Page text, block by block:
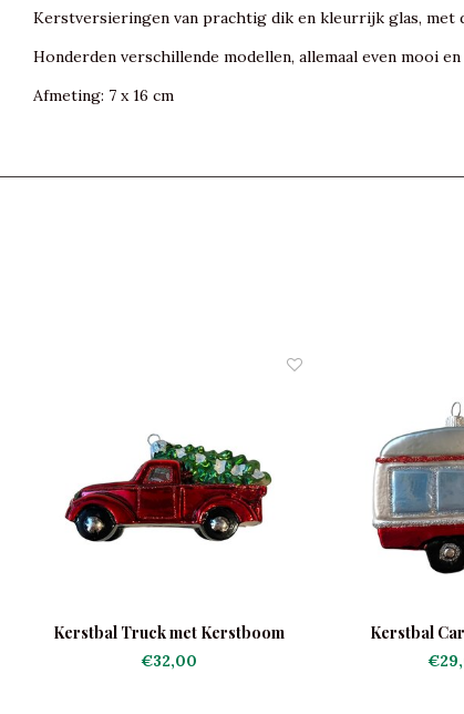
Kerstversieringen van prachtig dik en kleurrijk glas, met
Honderden verschillende modellen, allemaal even mooi
Afmeting: 7 x 16 cm
Kerstbal Truck met Kerstboom
Donkerrood
€32,00
Kerstbal